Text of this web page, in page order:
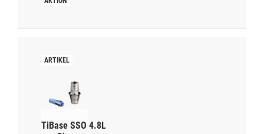
TiBase SSO 4.8L